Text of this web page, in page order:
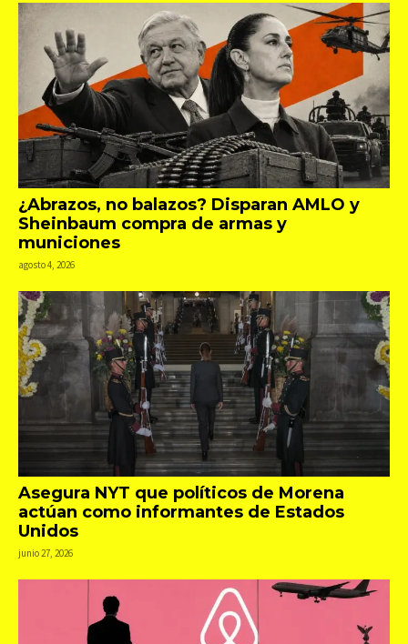
¿Abrazos, no balazos? Disparan AMLO y
Sheinbaum compra de armas y
municiones
agosto 4, 2026
Asegura NYT que políticos de Morena
actúan como informantes de Estados
Unidos
junio 27, 2026